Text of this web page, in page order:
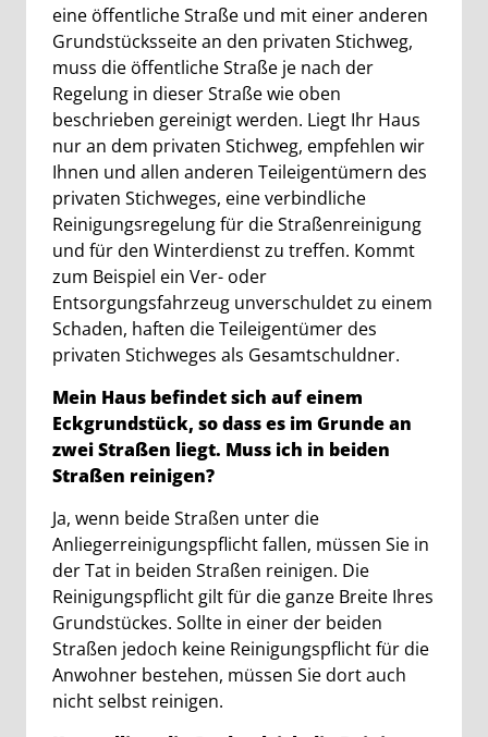
eine öffentliche Straße und mit einer anderen
Grundstücksseite an den privaten Stichweg,
muss die öffentliche Straße je nach der
Regelung in dieser Straße wie oben
beschrieben gereinigt werden. Liegt Ihr Haus
nur an dem privaten Stichweg, empfehlen wir
Ihnen und allen anderen Teileigentümern des
privaten Stichweges, eine verbindliche
Reinigungsregelung für die Straßenreinigung
und für den Winterdienst zu treffen. Kommt
zum Beispiel ein Ver- oder
Entsorgungsfahrzeug unverschuldet zu einem
Schaden, haften die Teileigentümer des
privaten Stichweges als Gesamtschuldner.
Mein Haus befindet sich auf einem
Eckgrundstück, so dass es im Grunde an
zwei Straßen liegt. Muss ich in beiden
Straßen reinigen?
Ja, wenn beide Straßen unter die
Anliegerreinigungspflicht fallen, müssen Sie in
der Tat in beiden Straßen reinigen. Die
Reinigungspflicht gilt für die ganze Breite Ihres
Grundstückes. Sollte in einer der beiden
Straßen jedoch keine Reinigungspflicht für die
Anwohner bestehen, müssen Sie dort auch
nicht selbst reinigen.